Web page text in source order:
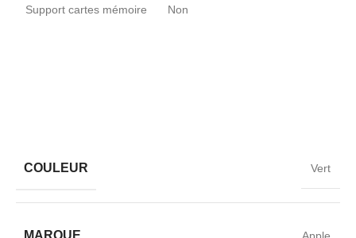
Support cartes mémoire Non
COULEUR Vert